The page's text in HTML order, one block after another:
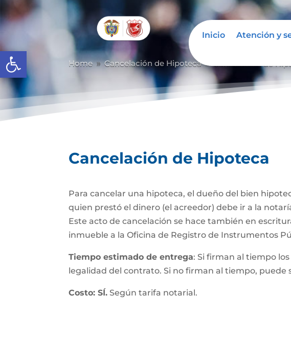
Abrir barra de herramientas
Inicio Atención y
Home 9 Cancelación de Hipoteca 9
Cancelación de Hipoteca
Para cancelar una hipoteca, el dueño del bien
quien prestó el dinero (el acreedor) debe ir a la
Este acto de cancelación se hace también en
inmueble a la Oficina de Registro de Instrumentos
Tiempo estimado de entrega: Si firman al tiempo
legalidad del contrato. Si no firman al tiempo, puede
Costo: SÍ. Según tarifa notarial.